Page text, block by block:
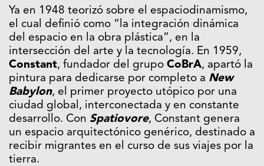
Ya en 1948 teorizó sobre el espaciodinamismo,
el cual definió como “la integración dinámica
del espacio en la obra plástica”, en la
intersección del arte y la tecnología. En 1959,
Constant, fundador del grupo CoBrA, apartó la
pintura para dedicarse por completo a New
Babylon, el primer proyecto utópico por una
ciudad global, interconectada y en constante
desarrollo. Con Spatiovore, Constant genera
un espacio arquitectónico genérico, destinado a
recibir migrantes en el curso de sus viajes por la
tierra.